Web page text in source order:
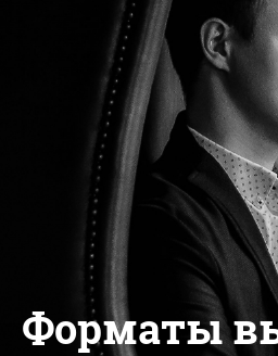
Форматы